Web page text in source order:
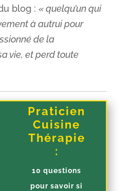
blog : « quelqu’un qui
à autrui pour
de la
vie, et perd toute
Praticien
Cuisine
Thérapie
:
10 questions
pour savoir si